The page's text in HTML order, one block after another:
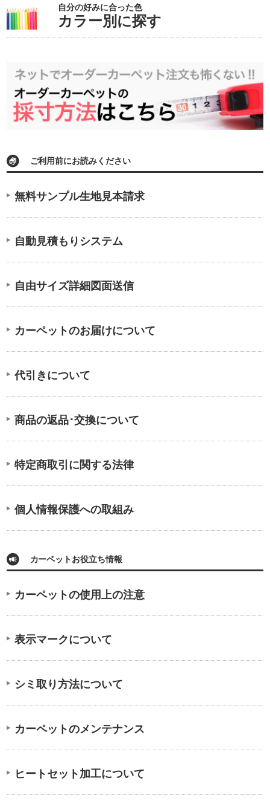
自分の好みに合った色
カラー別に探す
ご利用前にお読みください
無料サンプル生地見本請求
自動見積もりシステム
自由サイズ詳細図面送信
カーペットのお届けについて
代引きについて
商品の返品･交換について
特定商取引に関する法律
個人情報保護への取組み
カーペットお役立ち情報
カーペットの使用上の注意
表示マークについて
シミ取り方法について
カーペットのメンテナンス
ヒートセット加工について